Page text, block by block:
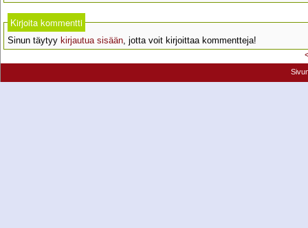
Kirjoita kommentti
Sinun täytyy kirjautua sisään , jotta voit kirjoittaa kommentteja!